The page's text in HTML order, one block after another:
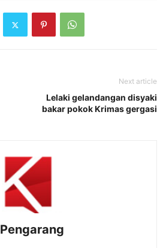
Next article
Lelaki gelandangan disyaki
bakar pokok Krimas gergasi
Pengarang